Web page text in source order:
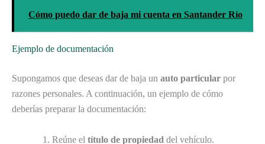
Cómo puedo dar de baja mi cuenta en Santander Río
Ejemplo de documentación
Supongamos que deseas dar de baja un auto particular por
razones personales. A continuación, un ejemplo de cómo
deberías preparar la documentación:
Reúne el título de propiedad del vehículo.